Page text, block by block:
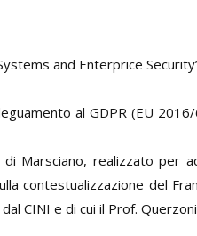
and Enterprice
al GDPR (EU
Marsciano, realizzato per
contestualizzazione del
CINI e di cui il Prof.